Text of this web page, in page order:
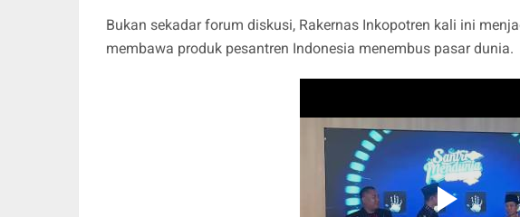
Bukan sekadar forum diskusi, Rakernas Inkopotren kali ini
membawa produk pesantren Indonesia menembus pasar dunia.